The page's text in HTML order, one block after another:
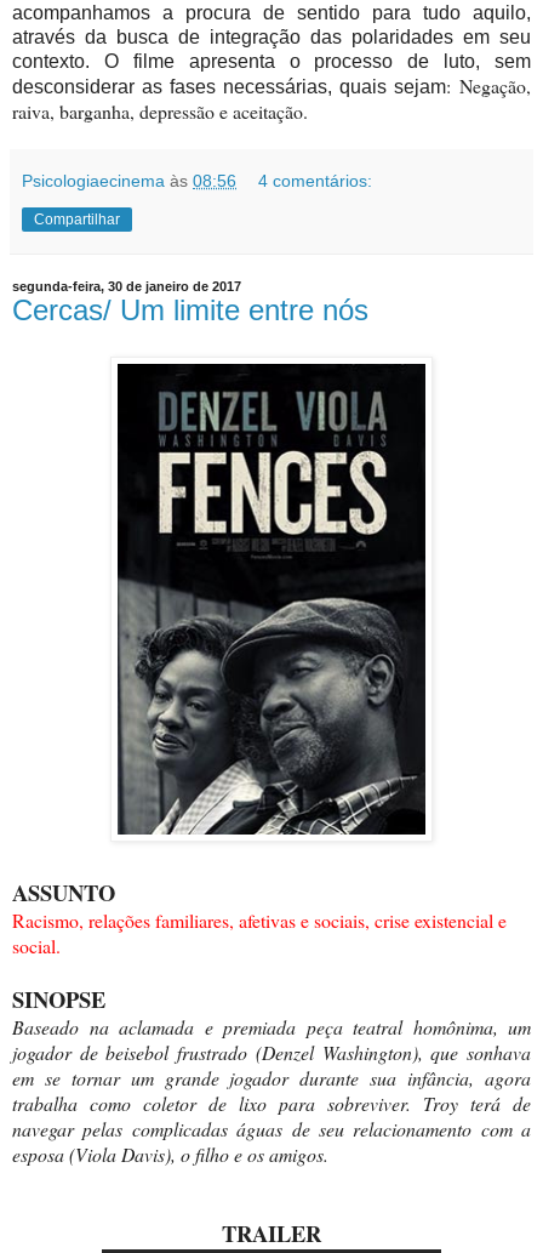
acompanhamos a procura de sentido para tudo aquilo,
através da busca de integração das polaridades em seu
contexto. O filme apresenta o processo de luto, sem
desconsiderar as fases necessárias, quais sejam: Negação,
raiva, barganha, depressão e aceitação.
Psicologiaecinema às 08:56 4 comentários:
Compartilhar
segunda-feira, 30 de janeiro de 2017
Cercas/ Um limite entre nós
ASSUNTO
Racismo, relações familiares, afetivas e sociais, crise existencial e
social.
SINOPSE
Baseado na aclamada e premiada peça teatral homônima, um
jogador de beisebol frustrado (Denzel Washington), que sonhava
em se tornar um grande jogador durante sua infância, agora
trabalha como coletor de lixo para sobreviver. Troy terá de
navegar pelas complicadas águas de seu relacionamento com a
esposa (Viola Davis), o filho e os amigos.
TRAILER